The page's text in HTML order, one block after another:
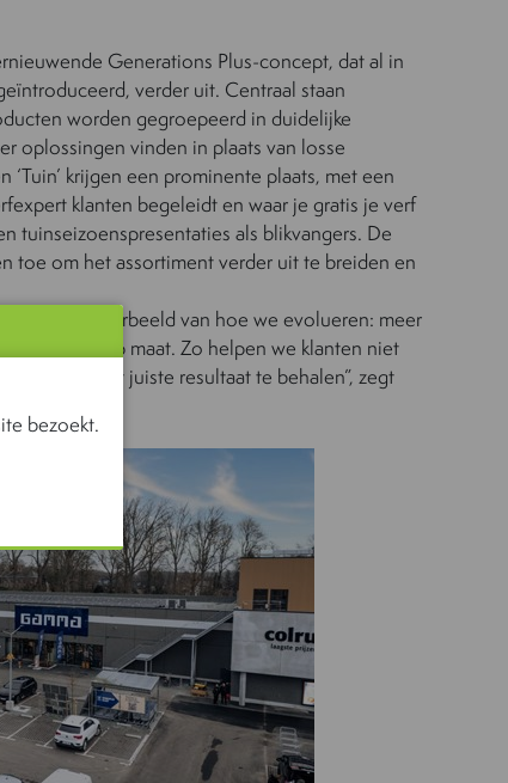
Generations Plus-concept, dat al in
verder uit. Centraal staan
worden gegroepeerd in duidelijke
oplossingen vinden in plaats van losse
‘Tuin’ krijgen een prominente plaats, met een
klanten begeleidt en waar je gratis je verf
tuinseizoenspresentaties als blikvangers. De
toe om het assortiment verder uit te breiden en
een mooi voorbeeld van hoe we evolueren: meer
op maat. Zo helpen we klanten niet
maar ook het juiste resultaat te behalen”, zegt
bezoekt.